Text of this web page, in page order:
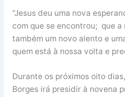
“Jesus deu uma nova
com que se encontrou; que a
também um novo alento e
quem está à nossa volta e
Durante os próximos oito
Borges irá presidir à novena